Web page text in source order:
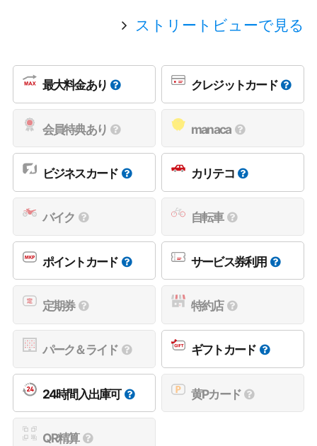
ストリートビューで見る
最大料金あり クレジットカード
会員特典あり manaca
ビジネスカード カリテコ
バイク 自転車
ポイントカード サービス券利用
定期券 特約店
パーク＆ライド ギフトカード
24時間入出庫可 黄Pカード
QR精算